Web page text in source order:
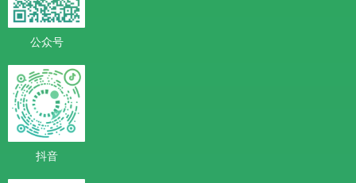
公众号
抖音